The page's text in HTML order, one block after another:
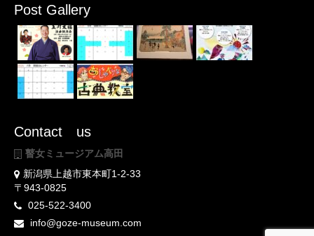
Post Gallery
Contact us
瞽女ミュージアム高田
新潟県上越市東本町1-2-33
〒943-0825
025-522-3400
info@goze-museum.com